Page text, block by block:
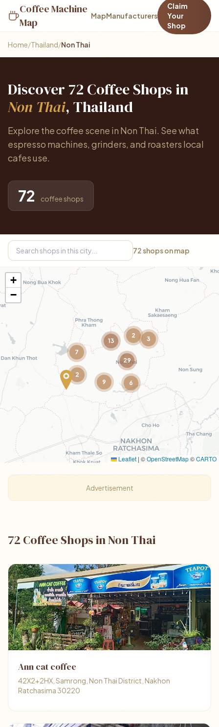
Coffee Machine
Map
MapManufacturers
Claim
Your
Shop
Home/Thailand/Non Thai
Discover 72 Coffee Shops in
Non Thai, Thailand
Explore the coffee scene in Non Thai. See what
espresso machines, grinders, and roasters local
cafes use.
72 coffee shops
72 shops on map
13
2 3
9
2
7
6
29
+
−
Leaflet | ©OpenStreetMap©CARTO
Advertisement
72 Coffee Shops in Non Thai
Ann cat coffee
42X2+2HX, Samrong, Non Thai District, Nakhon
Ratchasima 30220